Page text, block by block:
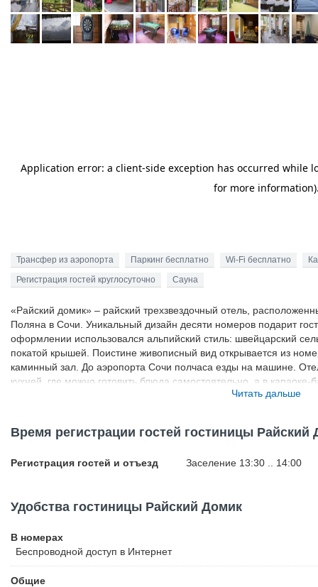
Трансфер из аэропорта Паркинг бесплатно Wi-Fi бесплатно
Регистрация гостей круглосуточно
Сауна
«Райский домик» – райский трехзвездочный отель,
Поляна в Сочи. Уникальный дизайн десяти номеров подарит
оформлении использовался альпийский стиль: швейцарский
покатой крышей. Поистине живописный вид открывается из
каминный зал. До аэропорта Сочи полчаса езды на машине.
кухней, где можно готовить блюда самостоятельно, а в
Читать дальше
Время регистрации гостей гостиницы Райский
Регистрация гостей и отъезд Заселение 13:30 .. 14:00
Удобства гостиницы Райский Домик
В номерах
Беспроводной доступ в Интернет
Общие